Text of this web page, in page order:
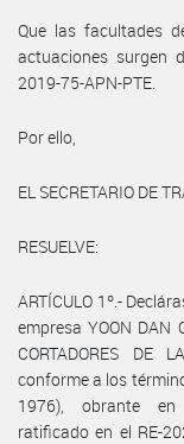
Que las facultades
actuaciones surgen
2019-75-APN-PTE.
Por ello,
EL SECRETARIO DE
RESUELVE:
ARTÍCULO 1º.-
empresa YOON DAN
CORTADORES DE
conforme a los
1976), obrante en
ratificado en el RE-